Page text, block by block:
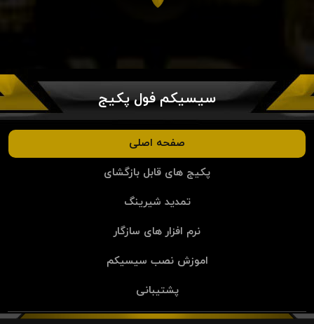
سیسیکم فول پکیج
صفحه اصلی
پکیج های قابل بازگشای
تمدید شیرینگ
نرم افزار های سازگار
اموزش نصب سیسیکم
پشتیبانی